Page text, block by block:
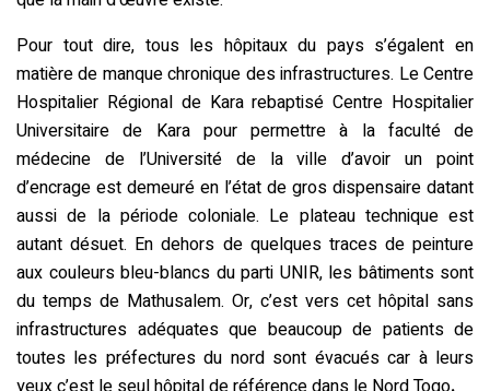
Pour tout dire, tous les hôpitaux du pays s’égalent en
matière de manque chronique des infrastructures. Le Centre
Hospitalier Régional de Kara rebaptisé Centre Hospitalier
Universitaire de Kara pour permettre à la faculté de
médecine de l’Université de la ville d’avoir un point
d’encrage est demeuré en l’état de gros dispensaire datant
aussi de la période coloniale. Le plateau technique est
autant désuet. En dehors de quelques traces de peinture
aux couleurs bleu-blancs du parti UNIR, les bâtiments sont
du temps de Mathusalem. Or, c’est vers cet hôpital sans
infrastructures adéquates que beaucoup de patients de
toutes les préfectures du nord sont évacués car à leurs